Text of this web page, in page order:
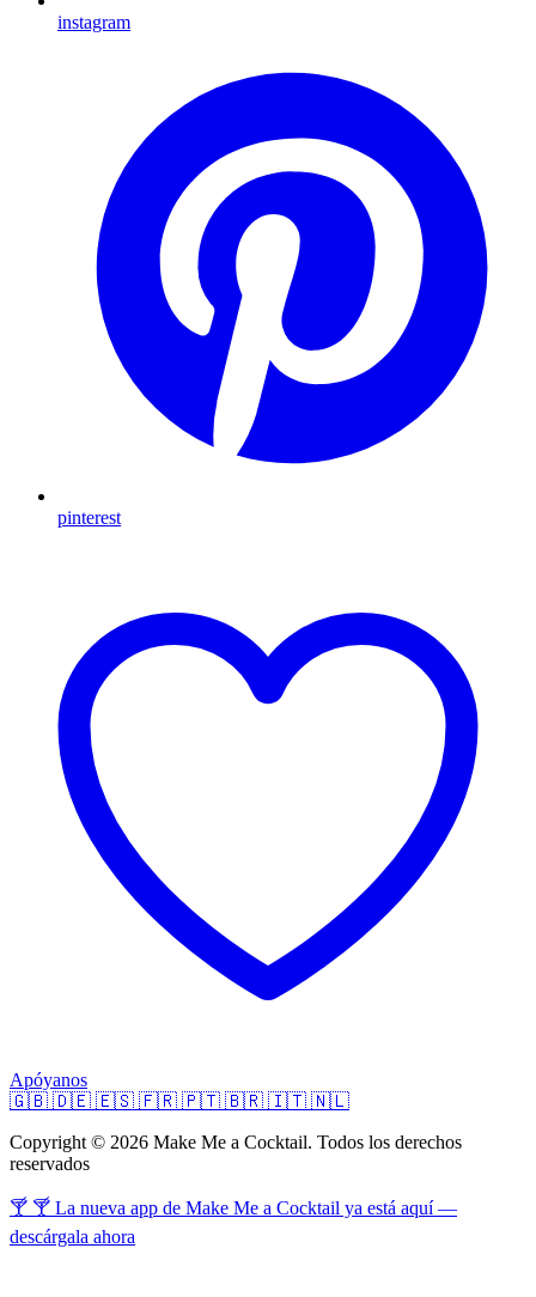
instagram
pinterest
Apóyanos
🇬🇧 🇩🇪 🇪🇸 🇫🇷 🇵🇹 🇧🇷 🇮🇹 🇳🇱
Copyright © 2026 Make Me a Cocktail. Todos los derechos
reservados
🍸 🍸 La nueva app de Make Me a Cocktail ya está aquí —
descárgala ahora